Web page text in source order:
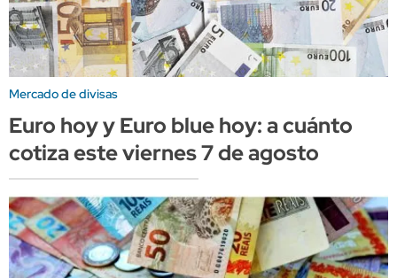
Mercado de divisas
Euro hoy y Euro blue hoy: a cuánto
cotiza este viernes 7 de agosto